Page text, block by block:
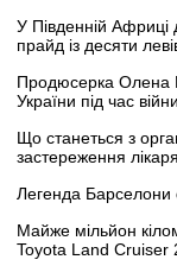
У Південній Африці
прайд із десяти
Продюсерка Олена
України під час війни
Що станеться з
застереження лікаря
Легенда Барселони
Майже мільйон
Toyota Land Cruiser